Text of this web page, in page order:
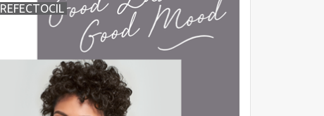
REFECTOCIL